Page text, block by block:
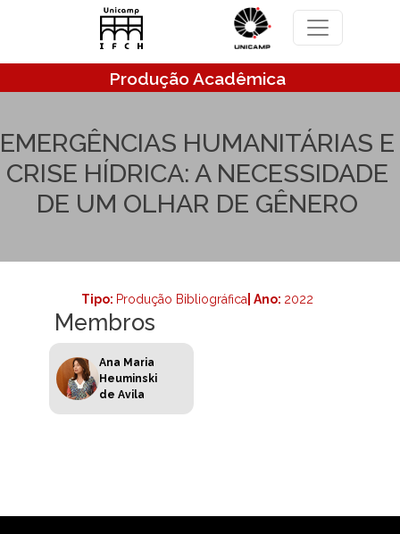
Pular para o conteúdo principal
Produção Acadêmica
EMERGÊNCIAS HUMANITÁRIAS E
CRISE HÍDRICA: A NECESSIDADE
DE UM OLHAR DE GÊNERO
Tipo: Produção Bibliográfica | Ano: 2022
Membros
Ana Maria
Heuminski
de Avila